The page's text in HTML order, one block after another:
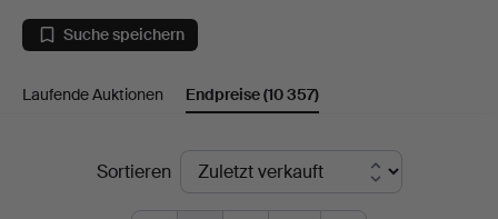
Gomér
Linköping
Suche speichern
Laufende Auktionen Endpreise(10 357)
EndpreiseSortieren